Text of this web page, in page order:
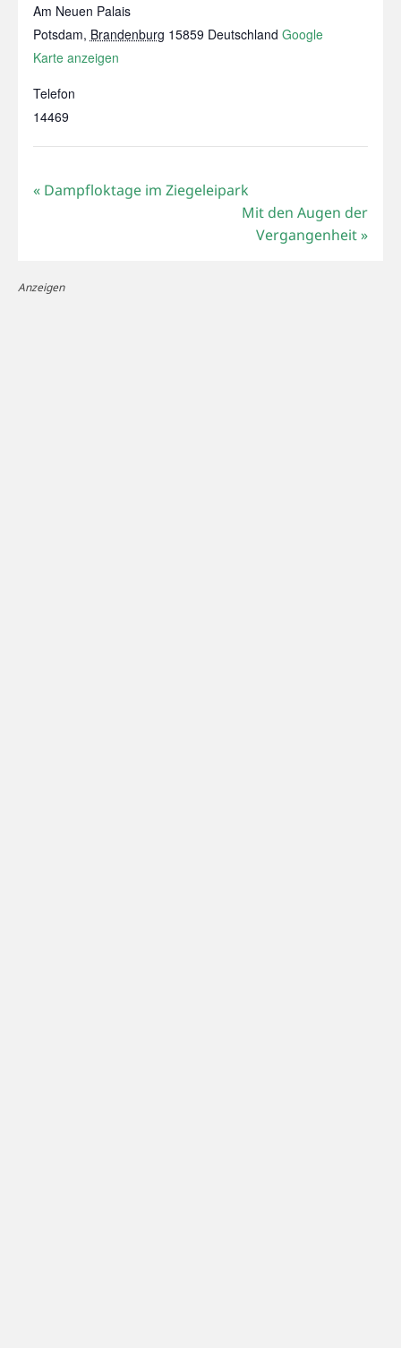
Am Neuen Palais
Potsdam, Brandenburg 15859 Deutschland Google
Karte anzeigen
Telefon
14469
«Dampfloktage im Ziegeleipark
Mit den Augen der
Vergangenheit»
Anzeigen